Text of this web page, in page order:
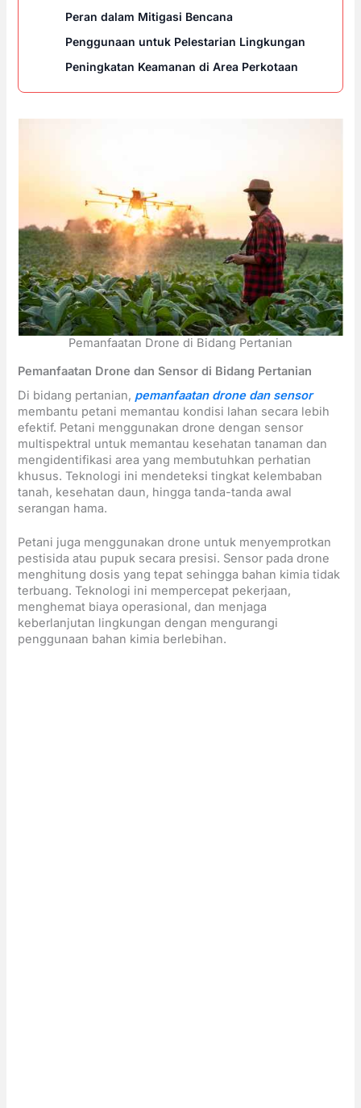
Peran dalam Mitigasi Bencana
Penggunaan untuk Pelestarian Lingkungan
Peningkatan Keamanan di Area Perkotaan
Pemanfaatan Drone di Bidang Pertanian
Pemanfaatan Drone dan Sensor di Bidang Pertanian
Di bidang pertanian, pemanfaatan drone dan sensor
membantu petani memantau kondisi lahan secara lebih
efektif. Petani menggunakan drone dengan sensor
multispektral untuk memantau kesehatan tanaman dan
mengidentifikasi area yang membutuhkan perhatian
khusus. Teknologi ini mendeteksi tingkat kelembaban
tanah, kesehatan daun, hingga tanda-tanda awal
serangan hama.
Petani juga menggunakan drone untuk menyemprotkan
pestisida atau pupuk secara presisi. Sensor pada drone
menghitung dosis yang tepat sehingga bahan kimia tidak
terbuang. Teknologi ini mempercepat pekerjaan,
menghemat biaya operasional, dan menjaga
keberlanjutan lingkungan dengan mengurangi
penggunaan bahan kimia berlebihan.